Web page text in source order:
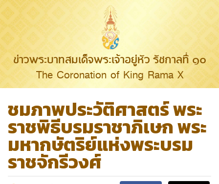
ข่าวพระบาทสมเด็จพระเจ้าอยู่หัว รัชกาลที่ ๑๐
The Coronation of King Rama X
ชมภาพประวัติศาสตร์ พระ
ราชพิธีบรมราชาภิเษก พระ
มหากษัตริย์แห่งพระบรม
ราชจักรีวงศ์